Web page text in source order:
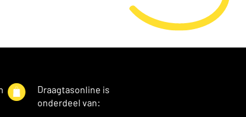
Draagtasonline is
onderdeel van: